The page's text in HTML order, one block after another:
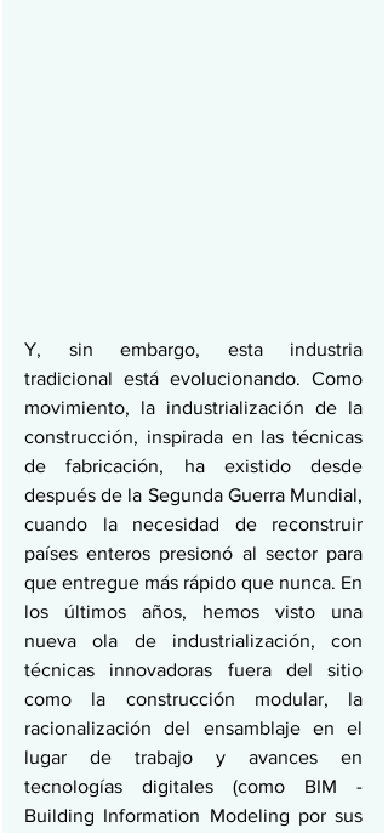
Y, sin embargo, esta industria
tradicional está evolucionando. Como
movimiento, la industrialización de la
construcción, inspirada en las técnicas
de fabricación, ha existido desde
después de la Segunda Guerra Mundial,
cuando la necesidad de reconstruir
países enteros presionó al sector para
que entregue más rápido que nunca. En
los últimos años, hemos visto una
nueva ola de industrialización, con
técnicas innovadoras fuera del sitio
como la construcción modular, la
racionalización del ensamblaje en el
lugar de trabajo y avances en
tecnologías digitales (como BIM -
Building Information Modeling por sus